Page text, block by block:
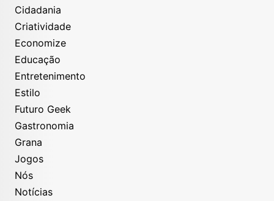
Cidadania
Criatividade
Economize
Educação
Entretenimento
Estilo
Futuro Geek
Gastronomia
Grana
Jogos
Nós
Notícias